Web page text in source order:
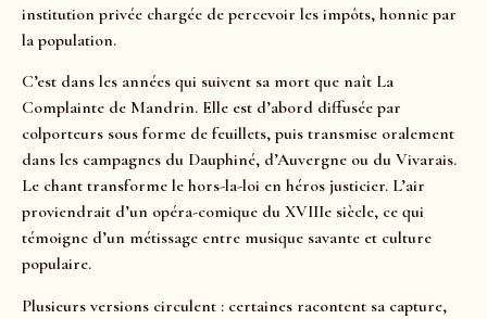
institution privée chargée de percevoir les impôts, honnie par
la population.
C’est dans les années qui suivent sa mort que naît La
Complainte de Mandrin. Elle est d’abord diffusée par
colporteurs sous forme de feuillets, puis transmise oralement
dans les campagnes du Dauphiné, d’Auvergne ou du Vivarais.
Le chant transforme le hors-la-loi en héros justicier. L’air
proviendrait d’un opéra-comique du XVIIIe siècle, ce qui
témoigne d’un métissage entre musique savante et culture
populaire.
Plusieurs versions circulent : certaines racontent sa capture,